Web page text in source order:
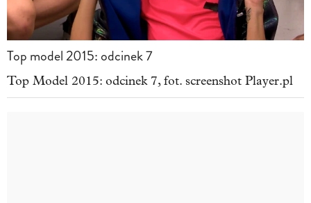
Top model 2015: odcinek 7
Top Model 2015: odcinek 7, fot. screenshot Player.pl